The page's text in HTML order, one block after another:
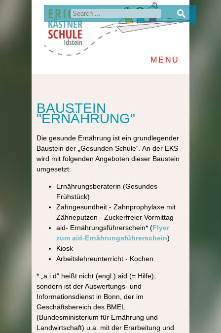
MENU
BAUSTEIN
"ERNÄHRUNG"
Die gesunde Ernährung ist ein grundlegender
Baustein der „Gesunden Schule“. An der EKS
wird mit folgenden Angeboten dieser Baustein
umgesetzt:
Ernährungsberaterin (Gesundes
Frühstück)
Zahngesundheit - Zahnprophylaxe mit
Zähneputzen - Zuckerfreier Vormittag
aid- Ernährungsführerschein* (Flyer
zum aid-Ernährungsführerschein)
Kiosk
Arbeitslehreunterricht - Kochen
* „a i d“ heißt nicht (engl.) aid (= Hilfe),
sondern ist der Auswertungs- und
Informationsdienst in Bonn, der im
Geschäftsbereich des BMEL
(Bundesministerium für Ernährung und
Landwirtschaft) u.a. mit der Erarbeitung und